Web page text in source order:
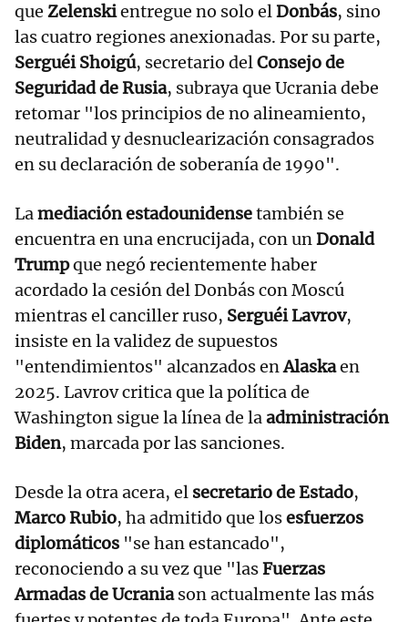
que Zelenskientregue no solo elDonbás, sino
las cuatro regiones anexionadas. Por su parte,
Serguéi Shoigú, secretario delConsejo de
Seguridad de Rusia, subraya que Ucrania debe
retomar "los principios de no alineamiento,
neutralidad y desnuclearización consagrados
en su declaración de soberanía de 1990".
Lamediación estadounidensetambién se
encuentra en una encrucijada, con unDonald
Trumpque negó recientemente haber
acordado la cesión del Donbás con Moscú
mientras el canciller ruso, Serguéi Lavrov,
insiste en la validez de supuestos
"entendimientos" alcanzados enAlaskaen
2025. Lavrov critica que la política de
Washington sigue la línea de laadministración
Biden, marcada por las sanciones.
Desde la otra acera, el secretario de Estado,
Marco Rubio, ha admitido que losesfuerzos
diplomáticos "se han estancado",
reconociendo a su vez que "lasFuerzas
Armadas de Ucraniason actualmente las más